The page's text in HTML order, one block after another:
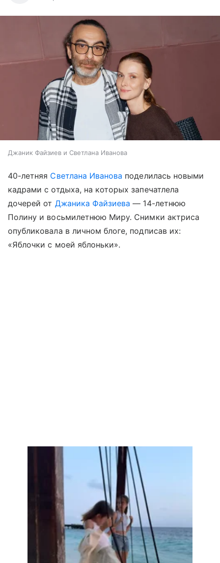
Джаник Файзиев и Светлана Иванова
40-летняя Светлана Иванова поделилась новыми
кадрами с отдыха, на которых запечатлела
дочерей от Джаника Файзиева — 14-летнюю
Полину и восьмилетнюю Миру. Снимки актриса
опубликовала в личном блоге, подписав их:
«Яблочки с моей яблоньки».